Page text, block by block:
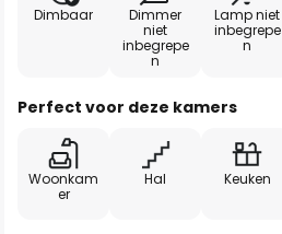
Dimbaar
Dimmer
niet
inbegrepe
n
Lamp niet
inbegrepe
n
Perfect voor deze kamers
Woonkam
er
Hal Keuken